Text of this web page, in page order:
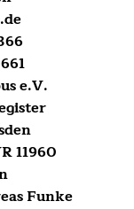
e.V.
11960
Funke